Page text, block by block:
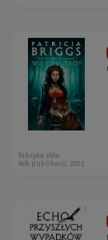
fabryka słów
Rok publikacji: 2022